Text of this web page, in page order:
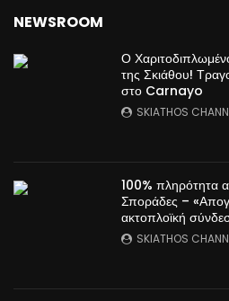
NEWSROOM
Ο
της Σκιάθου!
στο Carnayo
SKIATHOS
100% πληρότητα
Σποράδες –
ακτοπλοϊκή
SKIATHOS